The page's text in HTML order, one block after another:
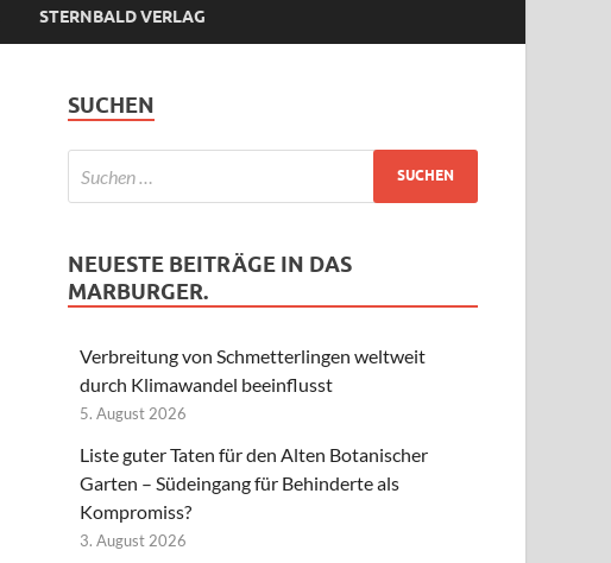
STERNBALD VERLAG
SUCHEN
NEUESTE BEITRÄGE IN DAS
MARBURGER.
Verbreitung von Schmetterlingen weltweit
durch Klimawandel beeinflusst
5. August 2026
Liste guter Taten für den Alten Botanischer
Garten – Südeingang für Behinderte als
Kompromiss?
3. August 2026